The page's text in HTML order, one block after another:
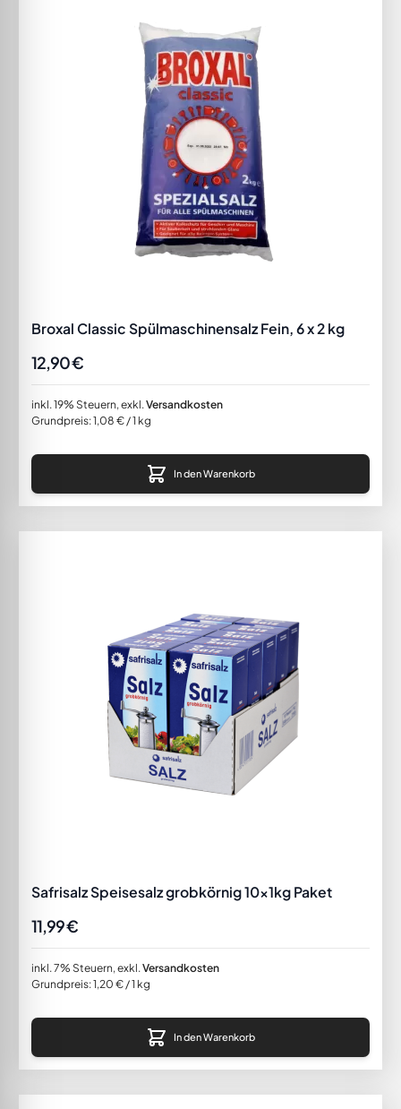
Broxal Classic Spülmaschinensalz Fein, 6 x 2 kg
12,90 €
inkl. 19% Steuern,exkl.Versandkosten
Grundpreis:1,08 €/ 1 kg
In den Warenkorb
Safrisalz Speisesalz grobkörnig 10x1kg Paket
11,99 €
inkl. 7% Steuern,exkl.Versandkosten
Grundpreis:1,20 €/ 1 kg
In den Warenkorb